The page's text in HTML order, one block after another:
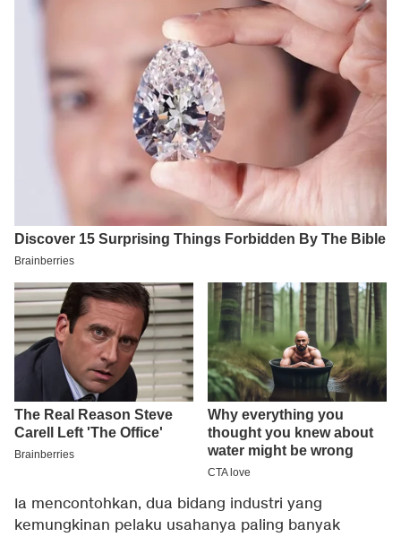
Ia mencontohkan, dua bidang industri yang
kemungkinan pelaku usahanya paling banyak